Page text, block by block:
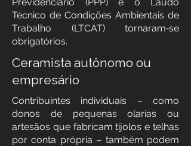
Técnico de Condições Ambientais de
Trabalho (LTCAT) tornaram‑se
obrigatórios.
Ceramista autônomo ou
empresário
Contribuintes individuais – como
donos de pequenas olarias ou
artesãos que fabricam tijolos e telhas
por conta própria – também podem